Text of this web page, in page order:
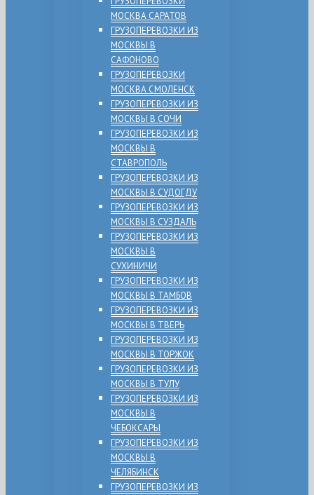
МОСКВА САРАТОВ
ГРУЗОПЕРЕВОЗКИ ИЗ
МОСКВЫ В
САФОНОВО
ГРУЗОПЕРЕВОЗКИ
МОСКВА СМОЛЕНСК
ГРУЗОПЕРЕВОЗКИ ИЗ
МОСКВЫ В СОЧИ
ГРУЗОПЕРЕВОЗКИ ИЗ
МОСКВЫ В
СТАВРОПОЛЬ
ГРУЗОПЕРЕВОЗКИ ИЗ
МОСКВЫ В СУДОГДУ
ГРУЗОПЕРЕВОЗКИ ИЗ
МОСКВЫ В СУЗДАЛЬ
ГРУЗОПЕРЕВОЗКИ ИЗ
МОСКВЫ В
СУХИНИЧИ
ГРУЗОПЕРЕВОЗКИ ИЗ
МОСКВЫ В ТАМБОВ
ГРУЗОПЕРЕВОЗКИ ИЗ
МОСКВЫ В ТВЕРЬ
ГРУЗОПЕРЕВОЗКИ ИЗ
МОСКВЫ В ТОРЖОК
ГРУЗОПЕРЕВОЗКИ ИЗ
МОСКВЫ В ТУЛУ
ГРУЗОПЕРЕВОЗКИ ИЗ
МОСКВЫ В
ЧЕБОКСАРЫ
ГРУЗОПЕРЕВОЗКИ ИЗ
МОСКВЫ В
ЧЕЛЯБИНСК
ГРУЗОПЕРЕВОЗКИ ИЗ